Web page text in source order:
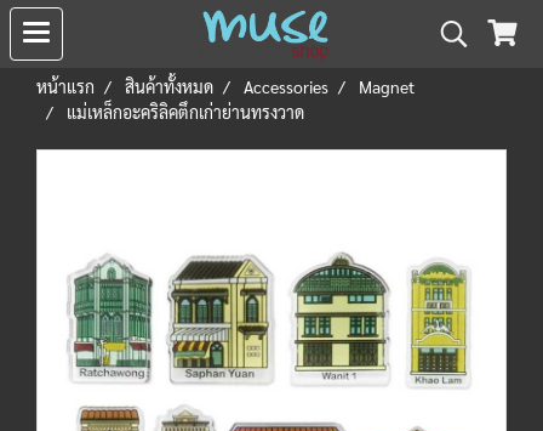
หน้าแรก สินค้าทั้งหมด Accessories
Magnet
แม่เหล็กอะคริลิคตึกเก่าย่านทรงวาด